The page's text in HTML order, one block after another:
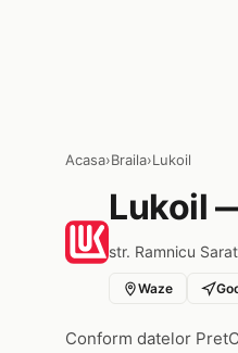
Acasa›Braila›Lukoil
Lukoil
str. Ramnicu
Waze
Conform datelor